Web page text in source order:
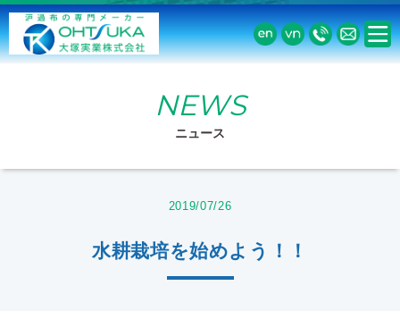
NEWS
ニュース
2019/07/26
水耕栽培を始めよう！！